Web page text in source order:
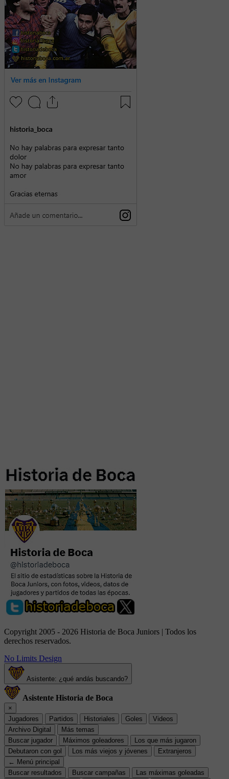
Copyright 2005 - 2026 Historia de Boca Juniors | Todos los
derechos reservados.
No Limits Design
Asistente: ¿qué andás buscando?
Asistente Historia de Boca
×
Jugadores
Partidos Historiales Goles
Videos
Archivo Digital
Más temas
Buscar jugador
Máximos goleadores
Los que más jugaron
Debutaron con gol
Los más viejos y jóvenes
Extranjeros
← Menú principal
Buscar resultados
Buscar campañas Las máximas goleadas